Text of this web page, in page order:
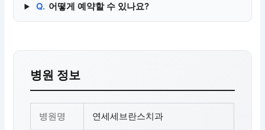
Q. 어떻게 예약할 수 있나요?
병원 정보
병원명 연세세브란스치과